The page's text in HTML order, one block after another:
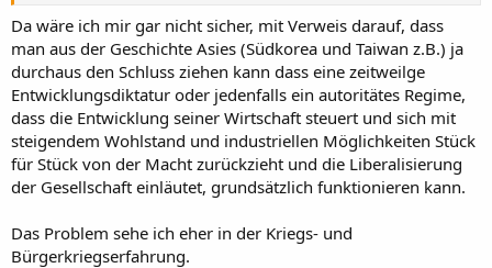
Da wäre ich mir gar nicht sicher, mit Verweis darauf, dass
man aus der Geschichte Asies (Südkorea und Taiwan z.B.) ja
durchaus den Schluss ziehen kann dass eine zeitweilge
Entwicklungsdiktatur oder jedenfalls ein autoritätes Regime,
dass die Entwicklung seiner Wirtschaft steuert und sich mit
steigendem Wohlstand und industriellen Möglichkeiten Stück
für Stück von der Macht zurückzieht und die Liberalisierung
der Gesellschaft einläutet, grundsätzlich funktionieren kann.
Das Problem sehe ich eher in der Kriegs- und
Bürgerkriegserfahrung.